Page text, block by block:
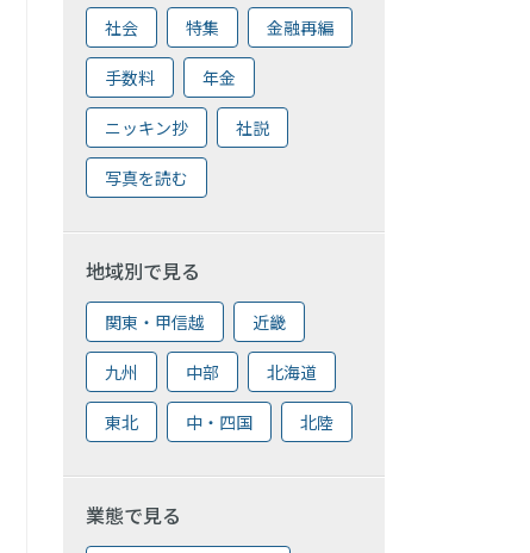
社会 特集 金融再編
手数料 年金
ニッキン抄 社説
写真を読む
地域別で見る
関東・甲信越 近畿
九州 中部 北海道
東北 中・四国 北陸
業態で見る